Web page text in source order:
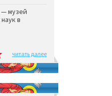
музей
в
читать далее